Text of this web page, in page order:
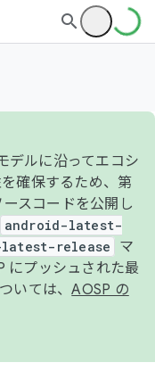
デルに沿ってエコシ
確保するため、第
スコードを公開し
android-latest-
release
マ
にプッシュされた最
いては、AOSP の